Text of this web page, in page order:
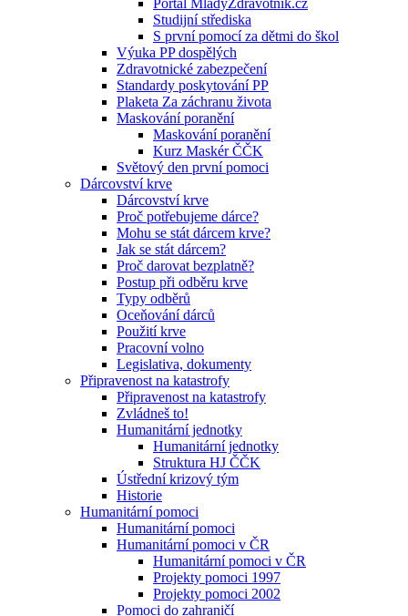
Portál MladyZdravotnik.cz
Studijní střediska
S první pomocí za dětmi do škol
Výuka PP dospělých
Zdravotnické zabezpečení
Standardy poskytování PP
Plaketa Za záchranu života
Maskování poranění
Maskování poranění
Kurz Maskér ČČK
Světový den první pomoci
Dárcovství krve
Dárcovství krve
Proč potřebujeme dárce?
Mohu se stát dárcem krve?
Jak se stát dárcem?
Proč darovat bezplatně?
Postup při odběru krve
Typy odběrů
Oceňování dárců
Použití krve
Pracovní volno
Legislativa, dokumenty
Připravenost na katastrofy
Připravenost na katastrofy
Zvládneš to!
Humanitární jednotky
Humanitární jednotky
Struktura HJ ČČK
Ústřední krizový tým
Historie
Humanitární pomoci
Humanitární pomoci
Humanitární pomoci v ČR
Humanitární pomoci v ČR
Projekty pomoci 1997
Projekty pomoci 2002
Pomoci do zahraničí